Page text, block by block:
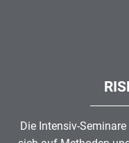
Die Intensiv-